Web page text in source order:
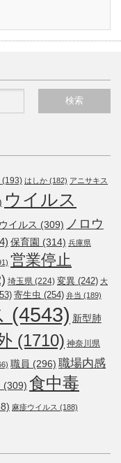
(193) はしか (182) アニサキス
ウイルス
イルス (309) ノロウ
保育園 (314) 兵庫県
営業停止
埼玉県 (224) 変異 (242) 大
寄生虫 (254) 弁当 (189)
(4543) 新型肺
(1710) 神奈川県
職員 (296) 職場内感
(309) 食中毒
麻疹ウイルス (188)